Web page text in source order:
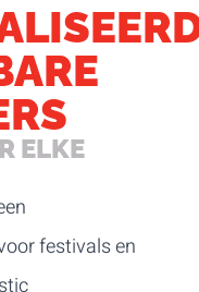
ELKE
festivals en